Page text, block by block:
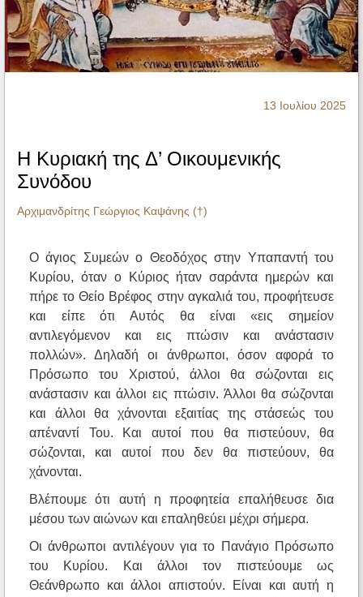
Ηχητικά
13 Ιουλίου 2025
Η Κυριακή της Δ’ Οικουμενικής
Συνόδου
Αρχιμανδρίτης Γεώργιος Καψάνης (†)
Ο άγιος Συμεών ο Θεοδόχος στην Υπαπαντή του
Κυρίου, όταν ο Κύριος ήταν σαράντα ημερών και
πήρε το Θείο Βρέφος στην αγκαλιά του, προφήτευσε
και είπε ότι Αυτός θα είναι «εις σημείον
αντιλεγόμενον και εις πτώσιν και ανάστασιν
πολλών». Δηλαδή οι άνθρωποι, όσον αφορά το
Πρόσωπο του Χριστού, άλλοι θα σώζονται εις
ανάστασιν και άλλοι εις πτώσιν. Άλλοι θα σώζονται
και άλλοι θα χάνονται εξαιτίας της στάσεώς του
απέναντί Του. Και αυτοί που θα πιστεύουν, θα
σώζονται, και αυτοί που δεν θα πιστεύουν, θα
χάνονται.
Βλέπουμε ότι αυτή η προφητεία επαλήθευσε δια
μέσου των αιώνων και επαληθεύει μέχρι σήμερα.
Οι άνθρωποι αντιλέγουν για το Πανάγιο Πρόσωπο
του Κυρίου. Και άλλοι τον πιστεύουμε ως
Θεάνθρωπο και άλλοι απιστούν. Είναι και αυτή η